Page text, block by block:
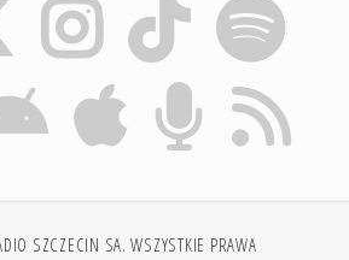
SZCZECIN SA. WSZYSTKIE PRAWA